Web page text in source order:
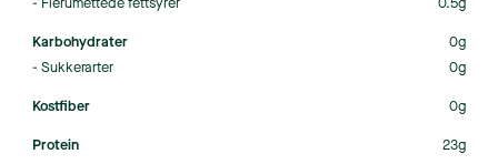
Karbohydrater
0g
- Sukkerarter
0g
Kostfiber 0g
Protein 23g